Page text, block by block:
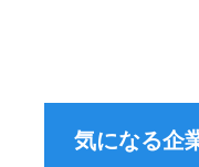
気になる企